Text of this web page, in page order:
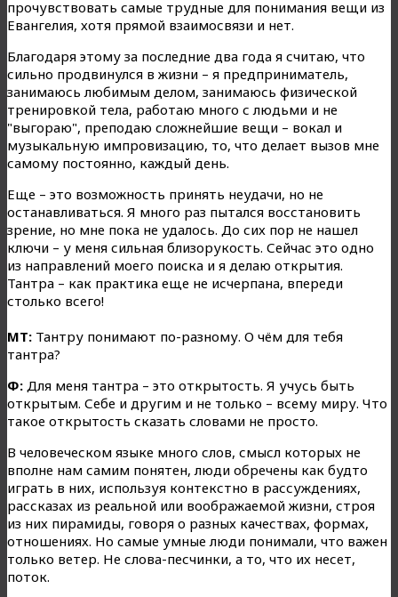
прочувствовать самые трудные для понимания вещи из
Евангелия, хотя прямой взаимосвязи и нет.
Благодаря этому за последние два года я считаю, что
сильно продвинулся в жизни – я предприниматель,
занимаюсь любимым делом, занимаюсь физической
тренировкой тела, работаю много с людьми и не
"выгораю", преподаю сложнейшие вещи – вокал и
музыкальную импровизацию, то, что делает вызов мне
самому постоянно, каждый день.
Еще – это возможность принять неудачи, но не
останавливаться. Я много раз пытался восстановить
зрение, но мне пока не удалось. До сих пор не нашел
ключи – у меня сильная близорукость. Сейчас это одно
из направлений моего поиска и я делаю открытия.
Тантра – как практика еще не исчерпана, впереди
столько всего!
МТ: Тантру понимают по-разному. О чём для тебя
тантра?
Ф: Для меня тантра – это открытость. Я учусь быть
открытым. Себе и другим и не только – всему миру. Что
такое открытость сказать словами не просто.
В человеческом языке много слов, смысл которых не
вполне нам самим понятен, люди обречены как будто
играть в них, используя контекстно в рассуждениях,
рассказах из реальной или воображаемой жизни, строя
из них пирамиды, говоря о разных качествах, формах,
отношениях. Но самые умные люди понимали, что важен
только ветер. Не слова-песчинки, а то, что их несет,
поток.